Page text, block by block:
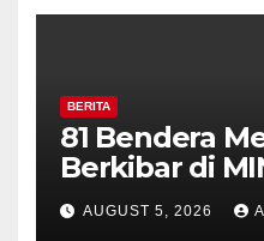
BERITA
81 Bendera
Berkibar di
Timpik Hadiri
AUGUST 5, 2026